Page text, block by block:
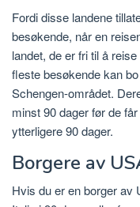
Fordi disse landene
besøkende, når en
landet, de er fri til å
fleste besøkende kan
Schengen-området.
minst 90 dager før de
ytterligere 90 dager.
Borgere av
Hvis du er en borger av